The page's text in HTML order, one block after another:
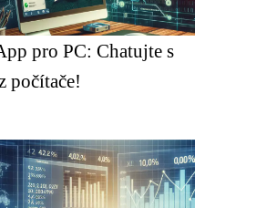
pro PC: Chatujte s
počítače!